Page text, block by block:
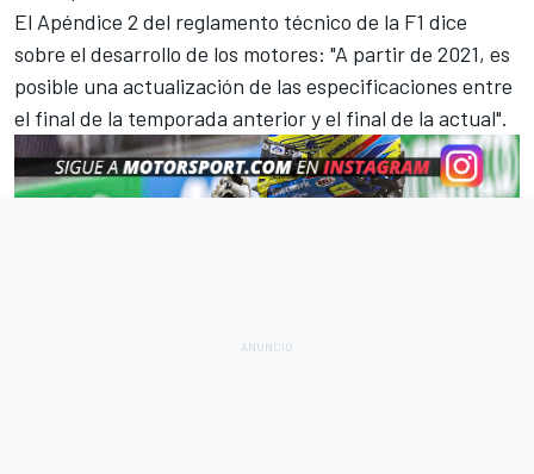
El Apéndice 2 del reglamento técnico de la F1 dice
sobre el desarrollo de los motores: "A partir de 2021, es
posible una actualización de las especificaciones entre
el final de la temporada anterior y el final de la actual".